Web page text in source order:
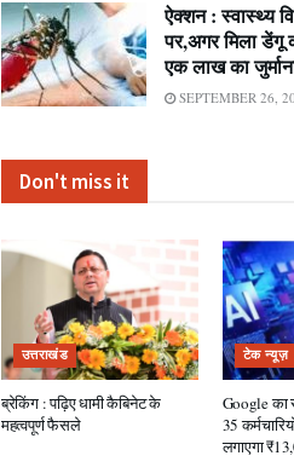
ऐक्शन : स्वास्थ्य
पर,अगर मिला डेंगू
एक लाख का
SEPTEMBER 26,
Don't miss it
उत्तराखंड
ब्रेकिंग : पढ़िए धामी कैबिनेट के
महत्वपूर्ण फैसले
टेक न्यूज़
Google का
35
लगाएगा